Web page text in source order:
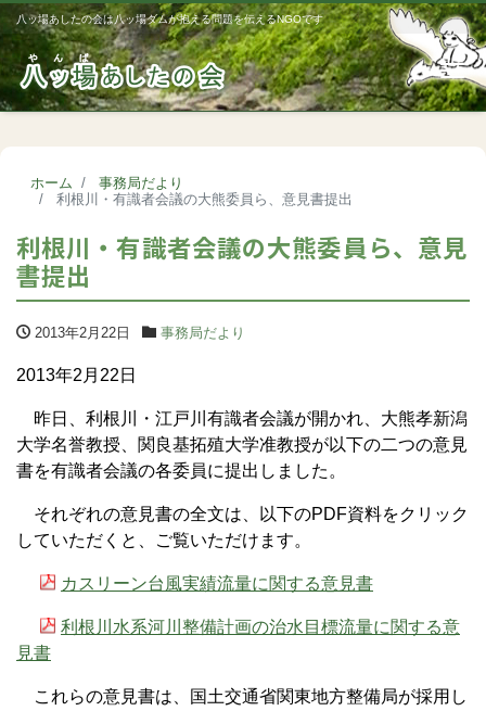
八ッ場あしたの会は八ッ場ダムが抱える問題を伝えるNGOです
ホーム
事務局だより
利根川・有識者会議の大熊委員ら、意見書提出
利根川・有識者会議の大熊委員ら、意見
書提出
2013年2月22日 事務局だより
2013年2月22日
昨日、利根川・江戸川有識者会議が開かれ、大熊孝新潟
大学名誉教授、関良基拓殖大学准教授が以下の二つの意見
書を有識者会議の各委員に提出しました。
それぞれの意見書の全文は、以下のPDF資料をクリック
していただくと、ご覧いただけます。
カスリーン台風実績流量に関する意見書
利根川水系河川整備計画の治水目標流量に関する意
見書
これらの意見書は、国土交通省関東地方整備局が採用し